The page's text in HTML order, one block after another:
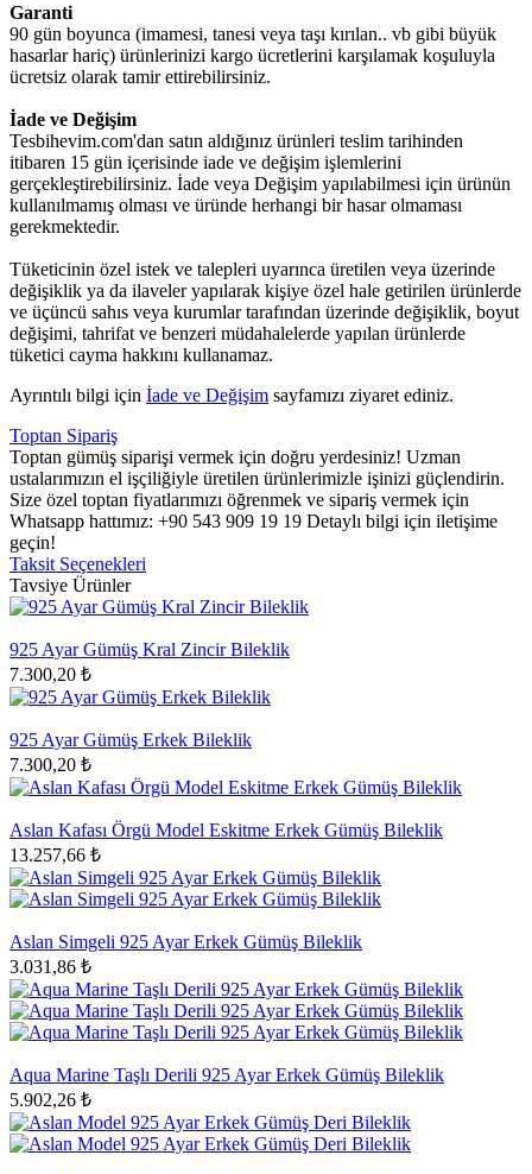
Garanti
90 gün boyunca (imamesi, tanesi veya taşı kırılan.. vb gibi büyük
hasarlar hariç) ürünlerinizi kargo ücretlerini karşılamak koşuluyla
ücretsiz olarak tamir ettirebilirsiniz.
İade ve Değişim
Tesbihevim.com'dan satın aldığınız ürünleri teslim tarihinden
itibaren 15 gün içerisinde iade ve değişim işlemlerini
gerçekleştirebilirsiniz. İade veya Değişim yapılabilmesi için ürünün
kullanılmamış olması ve üründe herhangi bir hasar olmaması
gerekmektedir.
Tüketicinin özel istek ve talepleri uyarınca üretilen veya üzerinde
değişiklik ya da ilaveler yapılarak kişiye özel hale getirilen ürünlerde
ve üçüncü sahıs veya kurumlar tarafından üzerinde değişiklik, boyut
değişimi, tahrifat ve benzeri müdahalelerde yapılan ürünlerde
tüketici cayma hakkını kullanamaz.
Ayrıntılı bilgi için İade ve Değişim sayfamızı ziyaret ediniz.
Toptan Sipariş
Toptan gümüş siparişi vermek için doğru yerdesiniz! Uzman
ustalarımızın el işçiliğiyle üretilen ürünlerimizle işinizi güçlendirin.
Size özel toptan fiyatlarımızı öğrenmek ve sipariş vermek için
Whatsapp hattımız: +90 543 909 19 19 Detaylı bilgi için iletişime
geçin!
Taksit Seçenekleri
Tavsiye Ürünler
925 Ayar Gümüş Kral Zincir Bileklik
7.300,20 ₺
925 Ayar Gümüş Erkek Bileklik
7.300,20 ₺
Aslan Kafası Örgü Model Eskitme Erkek Gümüş Bileklik
13.257,66 ₺
Aslan Simgeli 925 Ayar Erkek Gümüş Bileklik
3.031,86 ₺
Aqua Marine Taşlı Derili 925 Ayar Erkek Gümüş Bileklik
5.902,26 ₺